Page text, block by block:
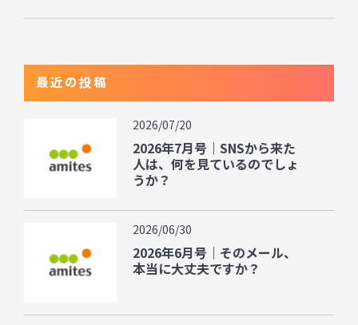
最近の投稿
2026/07/20
2026年7月号｜SNSから来た
人は、何を見ているのでしょ
うか？
2026/06/30
2026年6月号｜そのメール、
本当に大丈夫ですか？